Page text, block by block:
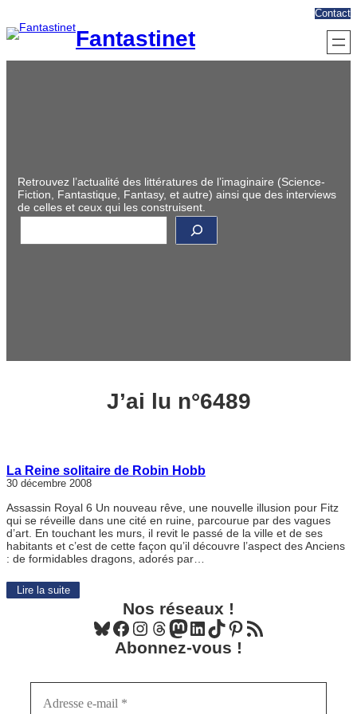
au
contenu
Fantastinet
Contact
Retrouvez l’actualité des littératures de l’imaginaire (Science-
Fiction, Fantastique, Fantasy, et autre) ainsi que des interviews
de celles et ceux qui les construisent.
R
c
J’ai lu n°6489
La Reine solitaire de Robin Hobb
30 décembre 2008
Assassin Royal 6 Un nouveau rêve, une nouvelle illusion pour Fitz
qui se réveille dans une cité en ruine, parcourue par des vagues
d’art. En touchant les murs, il revit le passé de la ville et de ses
habitants et c’est de cette façon qu’il découvre l’aspect des Anciens
: de formidables dragons, adorés par…
Lire la suite
Nos réseaux !
Bluesky Facebook Instagram Threads Mastodon LinkedIn TikTok Pinterest Flux RSS
Abonnez-vous !